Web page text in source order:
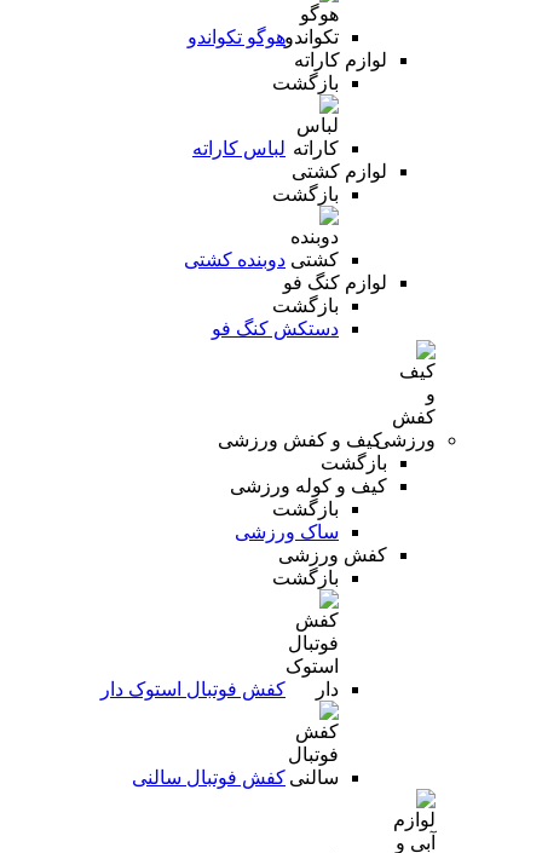
هوگو تکواندو
لوازم کاراته
بازگشت
لباس کاراته
لوازم کشتی
بازگشت
دوبنده کشتی
لوازم کنگ فو
بازگشت
دستکش کنگ فو
کیف و کفش ورزشی
بازگشت
کیف و کوله ورزشی
بازگشت
ساک ورزشی
کفش ورزشی
بازگشت
کفش فوتبال استوک دار
کفش فوتبال سالنی